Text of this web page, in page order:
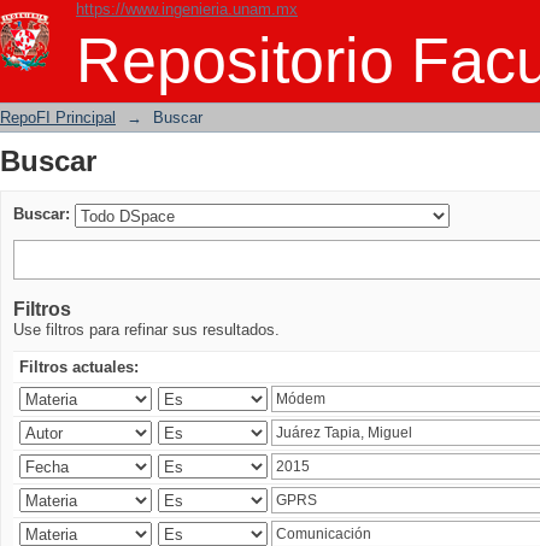
https://www.ingenieria.unam.mx
Repositorio
Buscar
RepoFI Principal → Buscar
Buscar
Buscar:
Filtros
Use filtros para refinar sus resultados.
Filtros actuales: